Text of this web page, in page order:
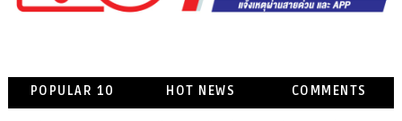
POPULAR 10 HOT NEWS COMMENTS